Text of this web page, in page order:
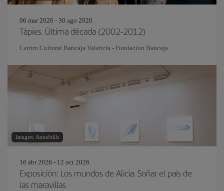
06 mar 2026 - 30 ago 2026
Tàpies. Última década (2002-2012)
Centro Cultural Bancaja Valencia - Fundacion Bancaja
Imagen: AnnaStills
16 abr 2026 - 12 oct 2026
Exposición: Los mundos de Alicia. Soñar el país de
las maravillas